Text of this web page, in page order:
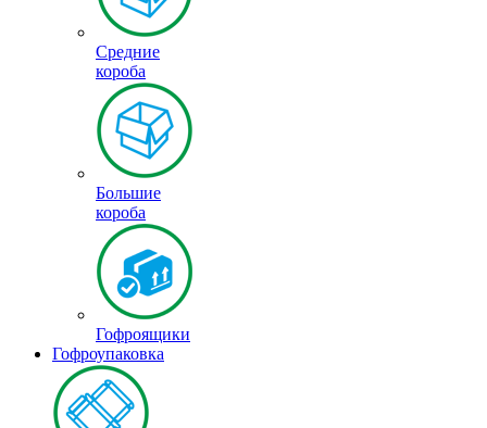
Средние
короба
Большие
короба
Гофроящики
Гофроупаковка